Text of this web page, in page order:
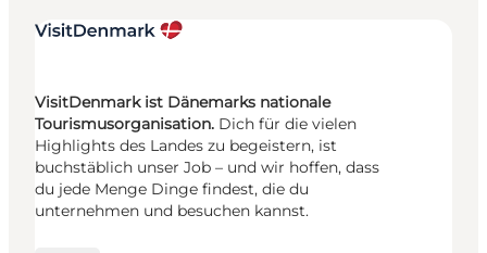
VisitDenmark ist Dänemarks nationale
Tourismusorganisation. Dich für die vielen
Highlights des Landes zu begeistern, ist
buchstäblich unser Job – und wir hoffen, dass
du jede Menge Dinge findest, die du
unternehmen und besuchen kannst.